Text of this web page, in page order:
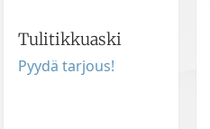
Tulitikkuaski
Pyydä tarjous!